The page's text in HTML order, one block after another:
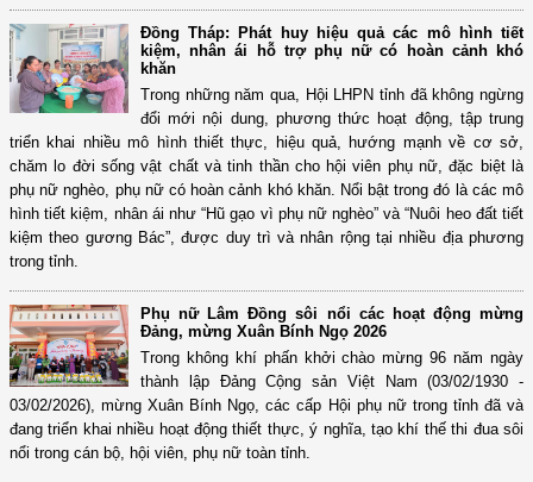
Đồng Tháp: Phát huy hiệu quả các mô hình tiết
kiệm, nhân ái hỗ trợ phụ nữ có hoàn cảnh khó
khăn
Trong những năm qua, Hội LHPN tỉnh đã không ngừng
đổi mới nội dung, phương thức hoạt động, tập trung
triển khai nhiều mô hình thiết thực, hiệu quả, hướng mạnh về cơ sở,
chăm lo đời sống vật chất và tinh thần cho hội viên phụ nữ, đặc biệt là
phụ nữ nghèo, phụ nữ có hoàn cảnh khó khăn. Nổi bật trong đó là các mô
hình tiết kiệm, nhân ái như “Hũ gạo vì phụ nữ nghèo” và “Nuôi heo đất tiết
kiệm theo gương Bác”, được duy trì và nhân rộng tại nhiều địa phương
trong tỉnh.
Phụ nữ Lâm Đồng sôi nổi các hoạt động mừng
Đảng, mừng Xuân Bính Ngọ 2026
Trong không khí phấn khởi chào mừng 96 năm ngày
thành lập Đảng Cộng sản Việt Nam (03/02/1930 -
03/02/2026), mừng Xuân Bính Ngọ, các cấp Hội phụ nữ trong tỉnh đã và
đang triển khai nhiều hoạt động thiết thực, ý nghĩa, tạo khí thế thi đua sôi
nổi trong cán bộ, hội viên, phụ nữ toàn tỉnh.